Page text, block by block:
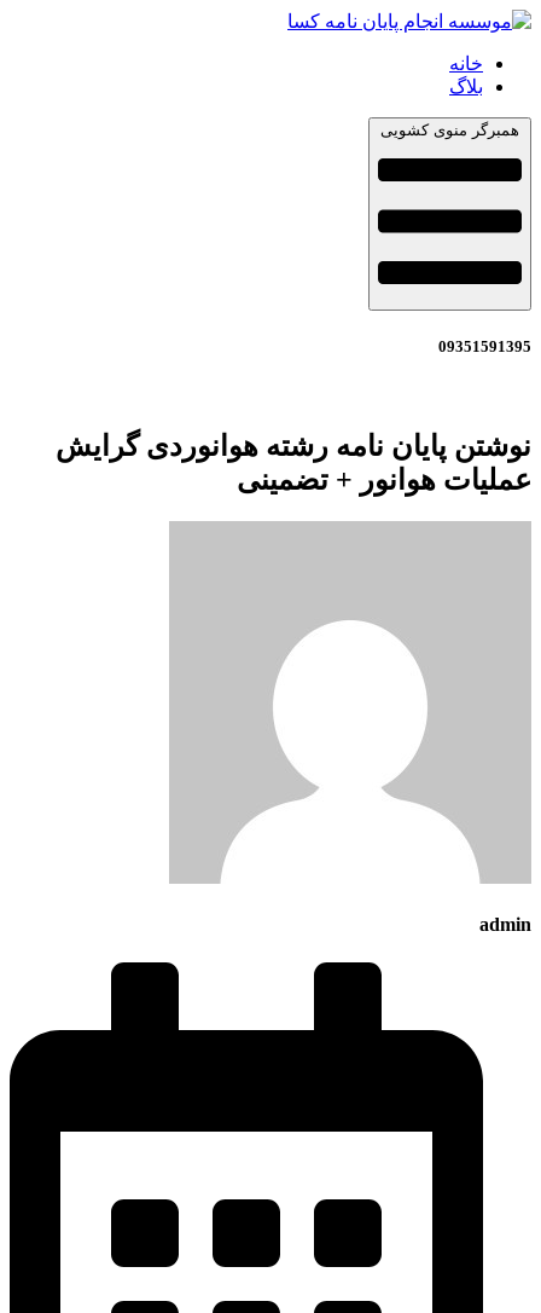
خانه
بلاگ
همبرگر منوی کشویی
09351591395
نوشتن پایان نامه رشته هوانوردی گرایش
عملیات هوانور + تضمینی
admin